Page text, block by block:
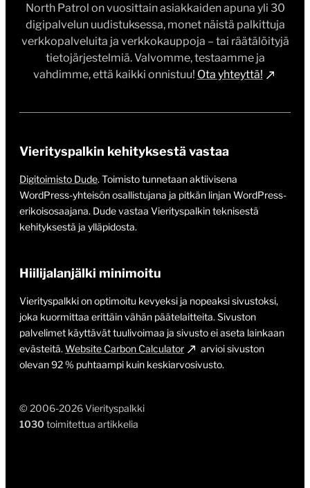
North Patrol on vuosittain asiakkaiden apuna yli 30
digipalvelun uudistuksessa, monet näistä palkittuja
verkkopalveluita ja verkkokauppoja – tai räätälöityjä
tietojärjestelmiä. Valvomme, testaamme ja
vahdimme, että kaikki onnistuu! Ota yhteyttä!
© 2006-2026 Vierityspalkki
1030 toimitettua artikkelia
Vierityspalkin kehityksestä vastaa
Digitoimisto Dude. Toimisto tunnetaan aktiivisena
WordPress-yhteisön osallistujana ja pitkän linjan WordPress-
erikoisosaajana. Dude vastaa Vierityspalkin teknisestä
kehityksestä ja ylläpidosta.
Hiilijalanjälki minimoitu
Vierityspalkki on optimoitu kevyeksi ja nopeaksi sivustoksi,
joka kuormittaa erittäin vähän päätelaitteita. Sivuston
palvelimet käyttävät tuulivoimaa ja sivusto ei aseta lainkaan
evästeitä. Website Carbon Calculator
arvioi sivuston
olevan 92 % puhtaampi kuin keskiarvosivusto.